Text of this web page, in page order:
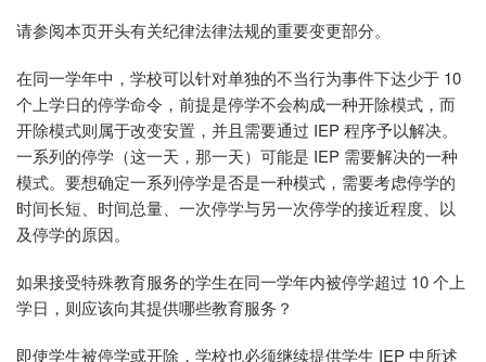
请参阅本页开头有关纪律法律法规的重要变更部分。
在同一学年中，学校可以针对单独的不当行为事件下达少于 10
个上学日的停学命令，前提是停学不会构成一种开除模式，而
开除模式则属于改变安置，并且需要通过 IEP 程序予以解决。
一系列的停学（这一天，那一天）可能是 IEP 需要解决的一种
模式。要想确定一系列停学是否是一种模式，需要考虑停学的
时间长短、时间总量、一次停学与另一次停学的接近程度、以
及停学的原因。
如果接受特殊教育服务的学生在同一学年内被停学超过 10 个上
学日，则应该向其提供哪些教育服务？
即使学生被停学或开除，学校也必须继续提供学生 IEP 中所述